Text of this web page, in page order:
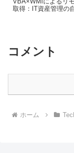
取得：IT資産管理の
コメント
ホーム